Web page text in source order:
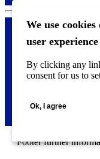
We use
user experience
By clicking any
consent for us to
Ok, I agree
Footer further